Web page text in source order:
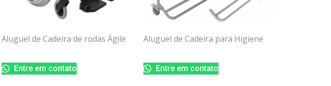
Aluguel de Cadeira de rodas Ágile
Entre em contato
Aluguel de Cadeira para Higiene
Entre em contato